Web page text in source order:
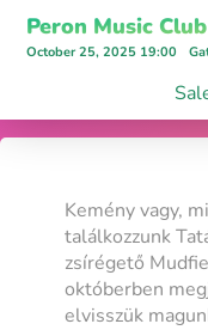
Peron Music Club
October 25, 2025 19:00
Kemény vagy,
találkozzunk
zsírégető
októberben
elvisszük